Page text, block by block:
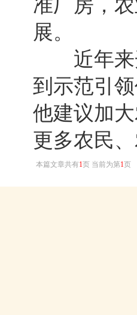
准厂房，
展。
近年来开
到示范引
他建议加
更多农民
本篇文章共有1页 当前为第1页